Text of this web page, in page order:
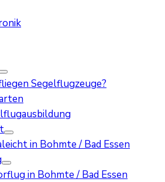
Segelflugzeuge?
in Bohmte / Bad Essen
in Bohmte / Bad Essen